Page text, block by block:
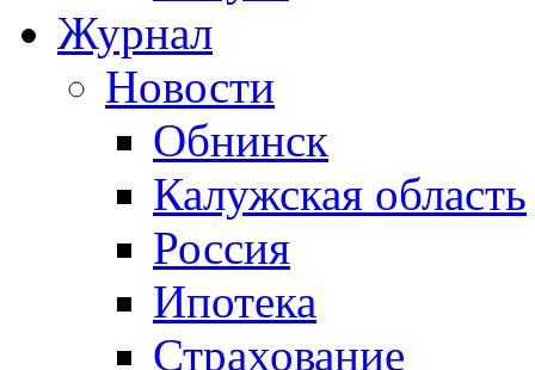
Журнал
Новости
Обнинск
Калужская область
Россия
Ипотека
Страхование